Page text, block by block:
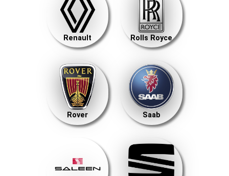
Renault Rolls Royce
Rover Saab